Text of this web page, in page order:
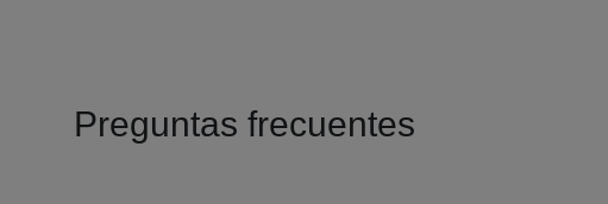
Preguntas frecuentes